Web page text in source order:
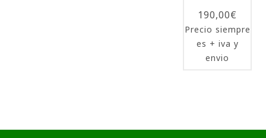
190,00€
Precio siempre
es + iva y
envio